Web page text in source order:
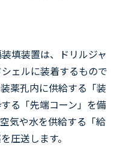
填装置は、ドリルジャ
ェルに装着するもので
薬孔内に供給する「装
る「先端コーン」を備
気や水を供給する「給
圧送します。